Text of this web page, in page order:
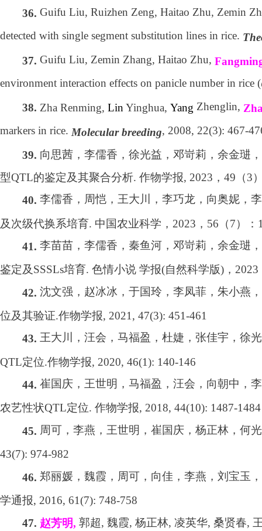
36. Guifu Liu, Ruizhen Zeng, Haitao Zhu, Zemin
detected with single segment substitution lines in rice.
37. Guifu Liu, Zemin Zhang, Haitao Zhu,
environment interaction effects on panicle number in rice (
38. Zha Renming, Lin Yinghua, Yang Zhenglin,
markers in rice. Molecular breeding, 2008, 22(3): 467-
39. 向思茜，李儒香，徐光益，邓岢莉，余金琎
型QTL的鉴定及其聚合分析. 作物学报, 2023 ， 49 （3
40. 李儒香，周恺，王大川，李巧龙，向奥妮，
及次级代换系培育. 中国农业科学， 2023 ， 56 （7）：
41. 李苗苗，李儒香，秦鱼河，邓岢莉，余金琎
鉴定及SSSLs培育. 色情小说 学报(自然科学版) ， 2023
42. 沈文强，赵冰冰，于国玲，李凤菲，朱小燕
位及其验证.作物学报, 2021, 47(3): 451-461
43. 王大川，汪会，马福盈，杜婕，张佳宇，徐
QTL定位.作物学报, 2020, 46(1): 140-146
44. 崔国庆，王世明，马福盈，汪会，向朝中，
农艺性状QTL定位. 作物学报, 2018, 44(10): 1487-1484
45. 周可，李燕，王世明，崔国庆，杨正林，何
43(7): 974-982
46. 郑丽媛，魏霞，周可，向佳，李燕，刘宝玉
学通报, 2016, 61(7): 748-758
47. 赵芳明, 郭超, 魏霞, 杨正林, 凌英华, 桑贤春,